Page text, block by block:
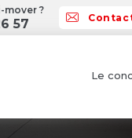
mover ?
57
Le